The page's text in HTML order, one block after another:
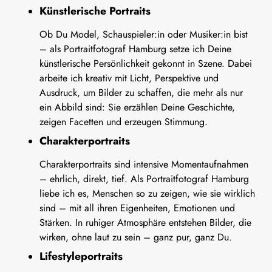
Künstlerische Portraits
Ob Du Model, Schauspieler:in oder Musiker:in bist
– als Portraitfotograf Hamburg setze ich Deine
künstlerische Persönlichkeit gekonnt in Szene. Dabei
arbeite ich kreativ mit Licht, Perspektive und
Ausdruck, um Bilder zu schaffen, die mehr als nur
ein Abbild sind: Sie erzählen Deine Geschichte,
zeigen Facetten und erzeugen Stimmung.
Charakterportraits
Charakterportraits sind intensive Momentaufnahmen
– ehrlich, direkt, tief. Als Portraitfotograf Hamburg
liebe ich es, Menschen so zu zeigen, wie sie wirklich
sind – mit all ihren Eigenheiten, Emotionen und
Stärken. In ruhiger Atmosphäre entstehen Bilder, die
wirken, ohne laut zu sein – ganz pur, ganz Du.
Lifestyleportraits